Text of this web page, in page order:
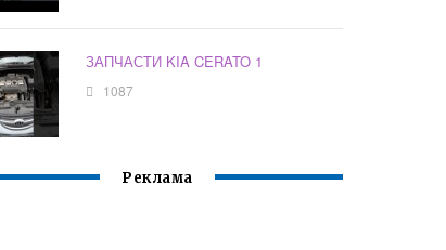
ЗАПЧАСТИ KIA CERATO 1
1087
Реклама